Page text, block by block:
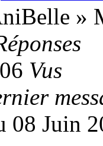
»
Vus
08 Juin